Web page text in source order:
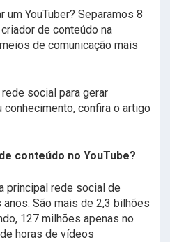
um YouTuber? Separamos 8
de conteúdo na
de comunicação mais
social para gerar
confira o artigo
conteúdo no YouTube?
principal rede social de
São mais de 2,3 bilhões
127 milhões apenas no
horas de vídeos